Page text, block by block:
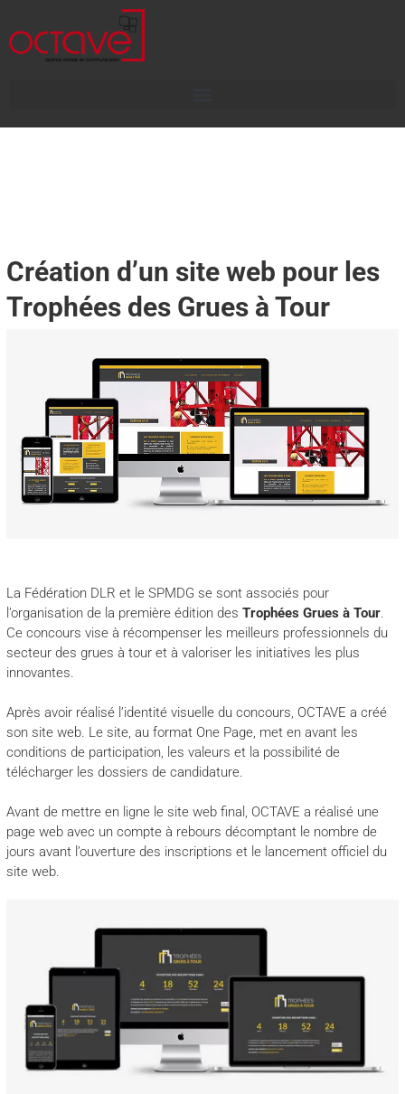
Création d’un site web pour les
Trophées des Grues à Tour
La Fédération DLR et le SPMDG se sont associés pour
l’organisation de la première édition des Trophées Grues à Tour.
Ce concours vise à récompenser les meilleurs professionnels du
secteur des grues à tour et à valoriser les initiatives les plus
innovantes.
Après avoir réalisé l’identité visuelle du concours, OCTAVE a créé
son site web. Le site, au format One Page, met en avant les
conditions de participation, les valeurs et la possibilité de
télécharger les dossiers de candidature.
Avant de mettre en ligne le site web final, OCTAVE a réalisé une
page web avec un compte à rebours décomptant le nombre de
jours avant l’ouverture des inscriptions et le lancement officiel du
site web.